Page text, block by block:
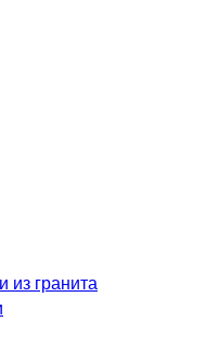
из гранита